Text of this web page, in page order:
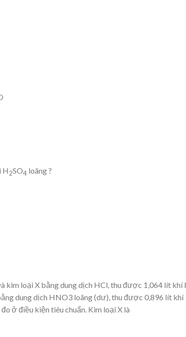
H2SO4 loãng ?
kim loại X bằng dung dịch HCl, thu được 1,064 lít khí
dung dịch HNO3 loãng (dư), thu được 0,896 lít khí
ở điều kiện tiêu chuẩn. Kim loại X là